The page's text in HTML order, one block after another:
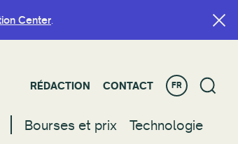
Center.
RÉDACTION CONTACT FR
Bourses et prix
Technologie
Center.
RÉDACTION CONTACT FR
Bourses et prix
Technologie